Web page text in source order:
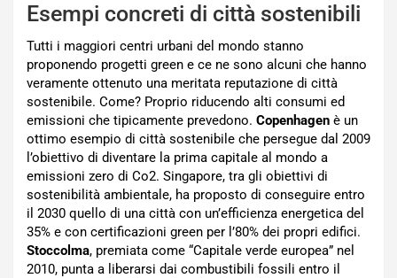
Esempi concreti di città sostenibili
Tutti i maggiori centri urbani del mondo stanno
proponendo progetti green e ce ne sono alcuni che hanno
veramente ottenuto una meritata reputazione di città
sostenibile. Come? Proprio riducendo alti consumi ed
emissioni che tipicamente prevedono. Copenhagen è un
ottimo esempio di città sostenibile che persegue dal 2009
l’obiettivo di diventare la prima capitale al mondo a
emissioni zero di Co2. Singapore, tra gli obiettivi di
sostenibilità ambientale, ha proposto di conseguire entro
il 2030 quello di una città con un’efficienza energetica del
35% e con certificazioni green per l’80% dei propri edifici.
Stoccolma, premiata come “Capitale verde europea” nel
2010, punta a liberarsi dai combustibili fossili entro il